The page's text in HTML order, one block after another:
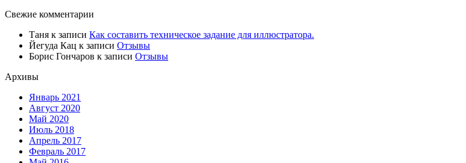
Свежие комментарии
Таня к записи Как составить техническое задание для иллюстратора.
Йегуда Кац к записи Отзывы
Борис Гончаров к записи Отзывы
Архивы
Январь 2021
Август 2020
Май 2020
Июль 2018
Апрель 2017
Февраль 2017